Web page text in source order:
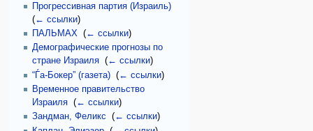
Прогрессивная партия (Израиль)‎
(← ссылки)
ПАЛЬМАХ‎ (← ссылки)
Демографические прогнозы по
стране Израиля‎ (← ссылки)
“Ѓа-Бокер” (газета)‎ (← ссылки)
Временное правительство
Израиля‎ (← ссылки)
Зандман, Феликс
(← ссылки)